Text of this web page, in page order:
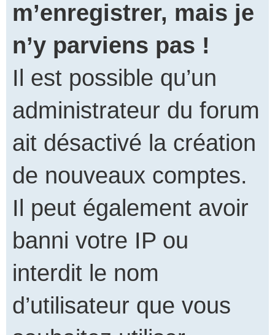
m’enregistrer, mais je
n’y parviens pas !
Il est possible qu’un
administrateur du forum
ait désactivé la création
de nouveaux comptes.
Il peut également avoir
banni votre IP ou
interdit le nom
d’utilisateur que vous